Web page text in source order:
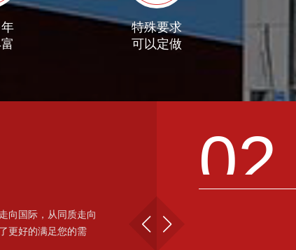
特殊要求
可以定做
向国际，从同质走向
更好的满足您的需
02